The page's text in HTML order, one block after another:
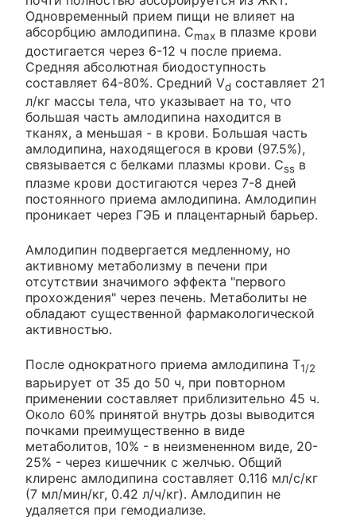
Одновременный прием пищи не влияет на
абсорбцию амлодипина. Сmax в плазме крови
достигается через 6-12 ч после приема.
Средняя абсолютная биодоступность
составляет 64-80%. Средний Vd составляет 21
л/кг массы тела, что указывает на то, что
большая часть амлодипина находится в
тканях, а меньшая - в крови. Большая часть
амлодипина, находящегося в крови (97.5%),
связывается с белками плазмы крови. Css в
плазме крови достигаются через 7-8 дней
постоянного приема амлодипина. Амлодипин
проникает через ГЭБ и плацентарный барьер.
Амлодипин подвергается медленному, но
активному метаболизму в печени при
отсутствии значимого эффекта "первого
прохождения" через печень. Метаболиты не
обладают существенной фармакологической
активностью.
После однократного приема амлодипина Т1/2
варьирует от 35 до 50 ч, при повторном
применении составляет приблизительно 45 ч.
Около 60% принятой внутрь дозы выводится
почками преимущественно в виде
метаболитов, 10% - в неизмененном виде, 20-
25% - через кишечник с желчью. Общий
клиренс амлодипина составляет 0.116 мл/с/кг
(7 мл/мин/кг, 0.42 л/ч/кг). Амлодипин не
удаляется при гемодиализе.